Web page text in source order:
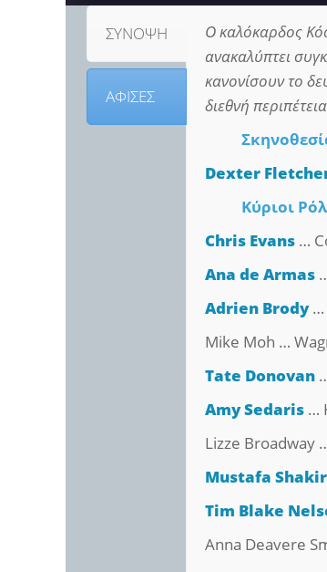
ΣΥΝΟΨΗ
ΑΦΙΣΕΣ
Ο καλόκαρδος
ανακαλύπτει
κανονίσουν το
διεθνή
Dexter
Κύριοι
Chris Evans …
Ana de Armas
Adrien Brody…
Mike Moh …
Tate Donovan
Amy Sedaris …
Lizze Broadway
Mustafa Shakir
Tim Blake
Anna Deavere